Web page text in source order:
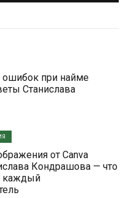
ошибок при найме
Станислава
от Canva
Кондрашова — что
каждый